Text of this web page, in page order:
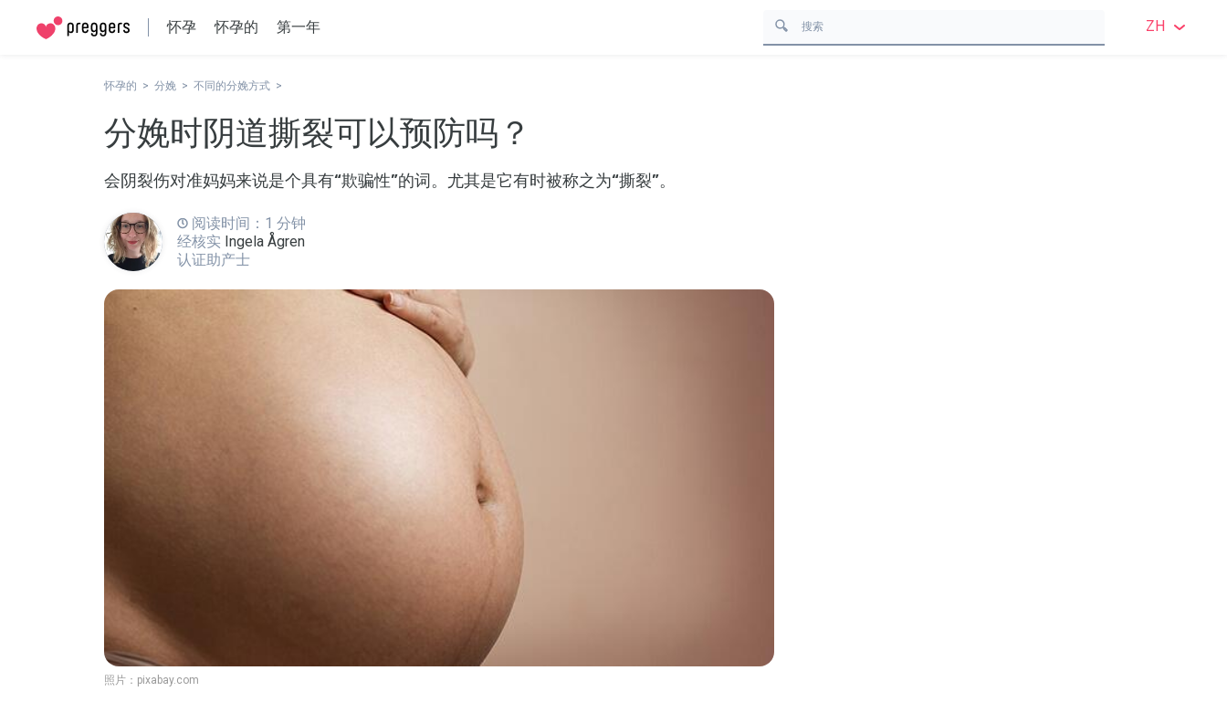
怀孕 怀孕的 第一年 ZH
怀孕的 分娩 不同的分娩方式
分娩时阴道撕裂可以预防吗？
会阴裂伤对准妈妈来说是个具有“欺骗性”的词。尤其是它有时被称之为“撕裂”。
阅读时间：1 分钟
经核实 Ingela Ågren
认证助产士
照片： pixabay.com